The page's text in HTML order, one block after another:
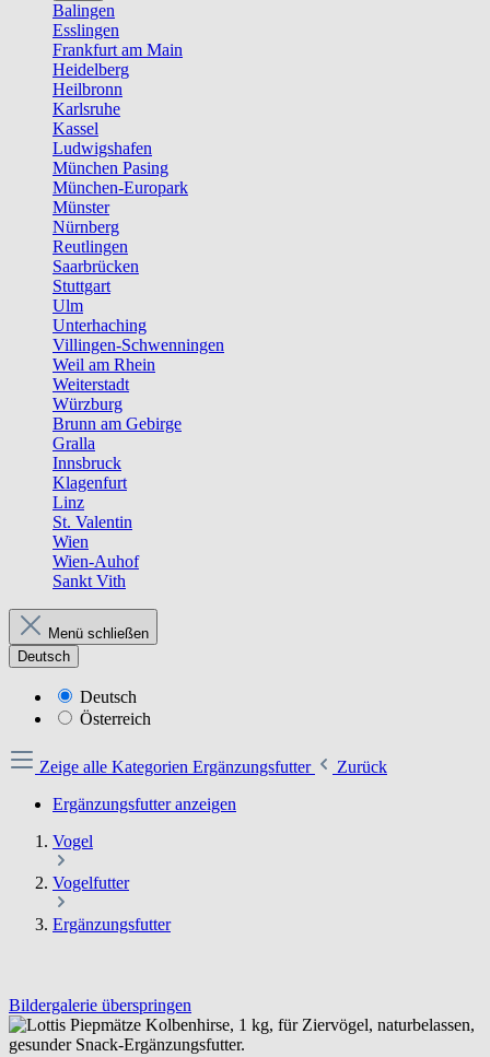
Balingen
Esslingen
Frankfurt am Main
Heidelberg
Heilbronn
Karlsruhe
Kassel
Ludwigshafen
München Pasing
München-Europark
Münster
Nürnberg
Reutlingen
Saarbrücken
Stuttgart
Ulm
Unterhaching
Villingen-Schwenningen
Weil am Rhein
Weiterstadt
Würzburg
Brunn am Gebirge
Gralla
Innsbruck
Klagenfurt
Linz
St. Valentin
Wien
Wien-Auhof
Sankt Vith
Menü schließen
Deutsch
Deutsch
Österreich
Zeige alle Kategorien Ergänzungsfutter
Zurück
Ergänzungsfutter anzeigen
Vogel
Vogelfutter
Ergänzungsfutter
Bildergalerie überspringen